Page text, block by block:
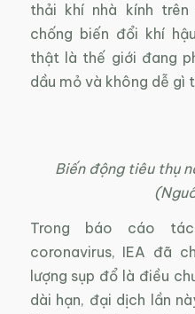
thải khí nhà kính
chống biến đổi khí
thật là thế giới đang
dầu mỏ và không dễ gì
Biến động tiêu thụ
Trong báo cáo
coronavirus, IEA đã
lượng sụp đổ là điều
dài hạn, đại dịch lần